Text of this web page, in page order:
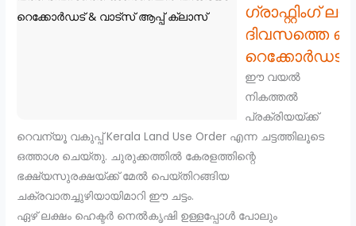
ഗ്രാഫ്റ്റിംഗ്
ദിവസത്തെ
റെക്കോർഡട്
ഈ വയൽ
നികത്തൽ
പ്രക്രിയയ്ക്ക്
റെവന്യൂ വകുപ്പ് Kerala Land Use Order എന്ന ചട്ടത്തിലൂടെ
ഒത്താശ ചെയ്തു. ചുരുക്കത്തിൽ കേരളത്തിന്റെ
ഭക്ഷ്യസുരക്ഷയ്ക്ക് മേൽ പെയ്തിറങ്ങിയ
ചക്രവാതച്ചുഴിയായിമാറി ഈ ചട്ടം.
ഏഴ് ലക്ഷം ഹെക്ടർ നെൽകൃഷി ഉള്ളപ്പോൾ പോലും